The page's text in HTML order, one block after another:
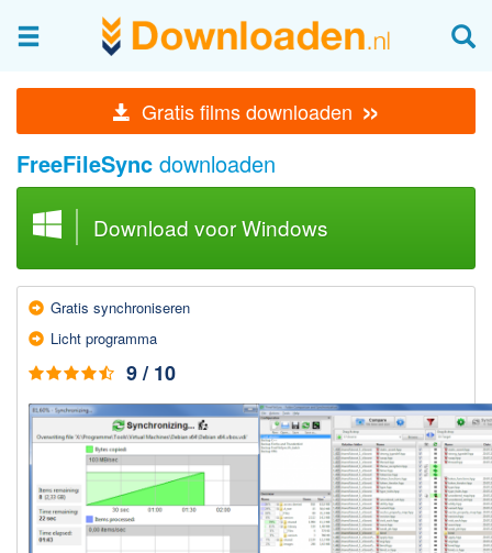
Gratis films downloaden »
Afbeeldingen & fotografie
Beheren en bekijken
Afbeelding & foto bewerken
Foto apps
Screenshots Maken
Audio & Video
Branden en Rippen
Converteren
Media streamen
Mediaspeler
Opnemen Audio en Video
Video bewerken
Downloaden
FreeFileSync downloaden
Download voor Windows
Gratis syn­chro­nis­eren
Licht pro­gramma
9 / 10